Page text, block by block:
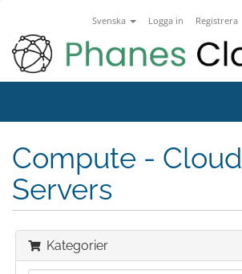
Svenska Logga in Registrera
Compute - Cloud
Servers
Kategorier